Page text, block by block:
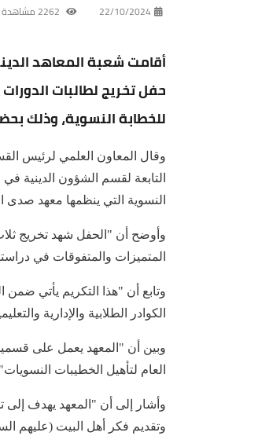
22/10/2024
أقامت شعبة المعاهد
حفل تخريج لطالبات
للخطابة النسوية، وذلك
وقال المعاون العلمي لرئيس
التابعة لقسم الشؤون الدينية
النسوية التي ينظمها معهد
وأوضح أن "الحفل شهد تخريج
المتميزات والمتفوقات في
وتابع أن "هذا التكريم يأتي
الكوادر الطلابية والإدارية
وبين أن "المعهد يعمل على
العام لتأهيل الخطيبات
وأشار إلى أن "المعهد يهدف إلى
وتقديم فكر أهل البيت (عليهم